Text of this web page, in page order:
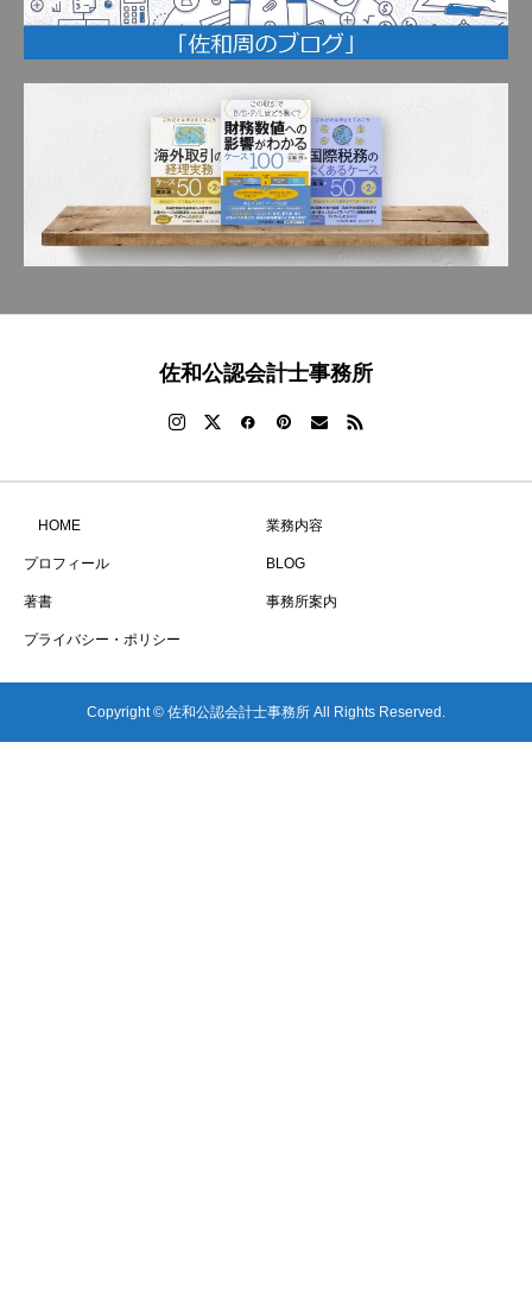
佐和公認会計士事務所
HOME 業務内容
プロフィール BLOG
著書 事務所案内
プライバシー・ポリシー
Copyright © 佐和公認会計士事務所 All Rights Reserved.